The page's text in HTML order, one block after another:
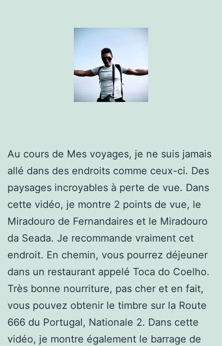
Au cours de Mes voyages, je ne suis jamais
allé dans des endroits comme ceux-ci. Des
paysages incroyables à perte de vue. Dans
cette vidéo, je montre 2 points de vue, le
Miradouro de Fernandaires et le Miradouro
da Seada. Je recommande vraiment cet
endroit. En chemin, vous pourrez déjeuner
dans un restaurant appelé Toca do Coelho.
Très bonne nourriture, pas cher et en fait,
vous pouvez obtenir le timbre sur la Route
666 du Portugal, Nationale 2. Dans cette
vidéo, je montre également le barrage de